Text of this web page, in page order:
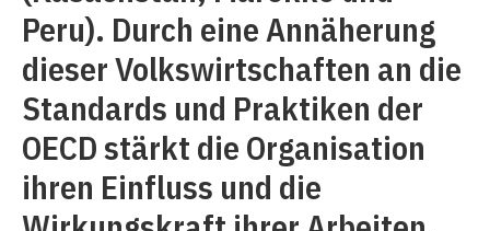
Peru). Durch eine Annäherung
dieser Volkswirtschaften an die
Standards und Praktiken der
OECD stärkt die Organisation
ihren Einfluss und die